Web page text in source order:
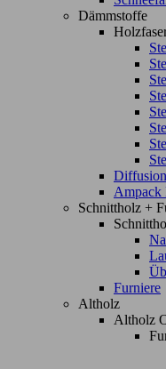
Dämmstoffe
Ampack
Schnittholz +
Furniere
Altholz
Altholz